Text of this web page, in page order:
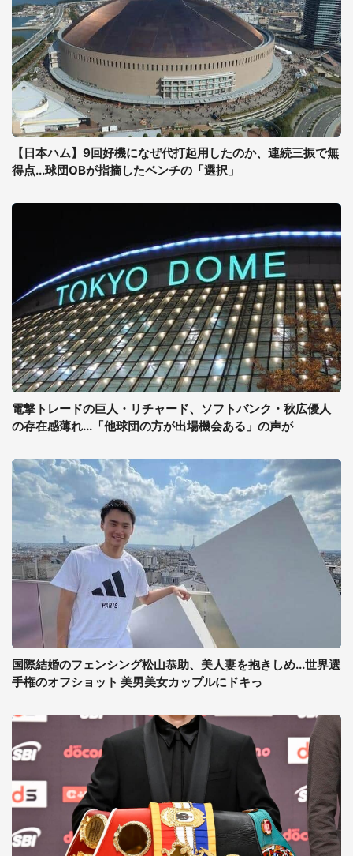
【日本ハム】9回好機になぜ代打起用したのか、連続三振で無
得点...球団OBが指摘したベンチの「選択」
電撃トレードの巨人・リチャード、ソフトバンク・秋広優人
の存在感薄れ...「他球団の方が出場機会ある」の声が
国際結婚のフェンシング松山恭助、美人妻を抱きしめ...世界選
手権のオフショット 美男美女カップルにドキっ